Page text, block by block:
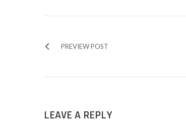
PREVIEW POST
LEAVE A REPLY